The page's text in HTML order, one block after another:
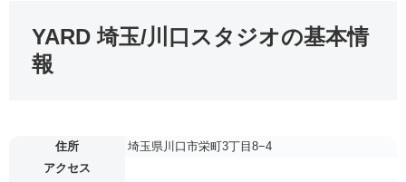
YARD 埼玉/川口スタジオの基本情
報
住所
埼玉県川口市栄町3丁目8−4
アクセス